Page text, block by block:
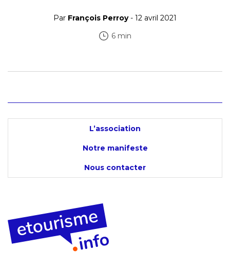
Par François Perroy- 12 avril 2021
6 min
L’association
Notre manifeste
Nous contacter